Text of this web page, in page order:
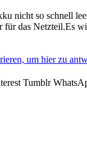
nicht so schnell
für das Netzteil.Es
um hier zu
Tumblr